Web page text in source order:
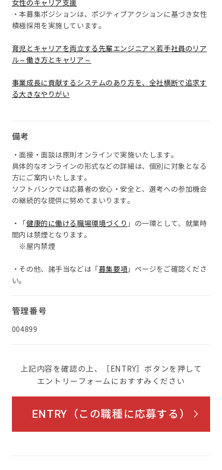
女性のキャリア支援
・本募集ポジションは、ポジティブアクションに基づき女性
積極採用を実施しています。
育児とキャリアを両立する先輩エンジニア×若手社員のリア
ル～働き方とキャリア～
事業成長に貢献するシステムのあり方を、全社横断で追求す
る大きなやりがい
備考
・面接・面談は原則オンラインで実施いたします。
具体的なオンラインの形式などの詳細は、個別に対象となる
方にご案内いたします。
ソフトバンクでは応募者の安心・安全と、選考への参加機会
の継続的な提供に努めてまいります。
・「健康的に働ける職場環境づくり 」の一環として、就業時
間内は禁煙となります。
※屋内禁煙
・その他、諸手当などは「募集要項 」ページをご確認くださ
い。
管理番号
004899
上記内容を確認の上、［ENTRY］ボタンを押して
エントリーフォームにおすすみください
ENTRY（この職種に応募する）